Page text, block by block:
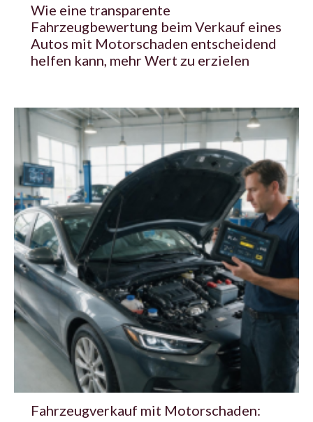
Wie eine transparente
Fahrzeugbewertung beim Verkauf eines
Autos mit Motorschaden entscheidend
helfen kann, mehr Wert zu erzielen
Fahrzeugverkauf mit Motorschaden: